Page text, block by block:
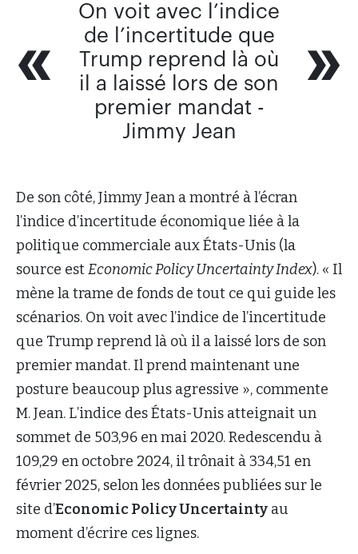
On voit avec l’indice
de l’incertitude que
Trump reprend là où
il a laissé lors de son
premier mandat -
Jimmy Jean
De son côté, Jimmy Jean a montré à l’écran
l’indice d’incertitude économique liée à la
politique commerciale aux États-Unis (la
source estEconomic Policy Uncertainty Index). « Il
mène la trame de fonds de tout ce qui guide les
scénarios. On voit avec l’indice de l’incertitude
que Trump reprend là où il a laissé lors de son
premier mandat. Il prend maintenant une
posture beaucoup plus agressive », commente
M. Jean. L’indice des États-Unis atteignait un
sommet de 503,96 en mai 2020. Redescendu à
109,29 en octobre 2024, il trônait à 334,51 en
février 2025, selon les données publiées sur le
site d’Economic Policy Uncertainty au
moment d’écrire ces lignes.